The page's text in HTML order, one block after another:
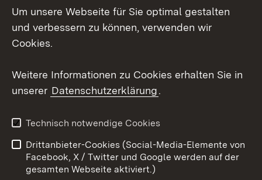
Social Wall
Barrierefreiheit
Benutzungshinweise
Impressum
Cookies
Um unsere Webseite für Sie optimal gestalten
und verbessern zu können, verwenden wir
Cookies.
Weitere Informationen zu Cookies erhalten Sie in
unserer Datenschutzerklärung.
Technisch notwendige Cookies
Drittanbieter-Cookies (Social-Media-Elemente von
Facebook, X / Twitter und Google werden auf der
gesamten Webseite aktiviert.)